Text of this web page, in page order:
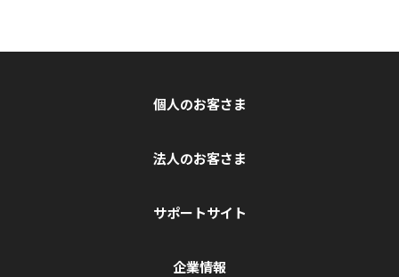
個人のお客さま
法人のお客さま
サポートサイト
企業情報